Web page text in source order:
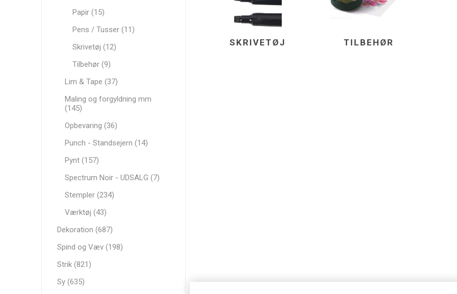
SKRIVETØJ TILBEHØR
Papir (15)
Pens / Tusser (11)
Skrivetøj (12)
Tilbehør (9)
Lim & Tape (37)
Maling og forgyldning mm
(145)
Opbevaring (36)
Punch - Standsejern (14)
Pynt (157)
Spectrum Noir - UDSALG (7)
Stempler (234)
Værktøj (43)
Dekoration (687)
Spind og Væv (198)
Strik (821)
Sy (635)